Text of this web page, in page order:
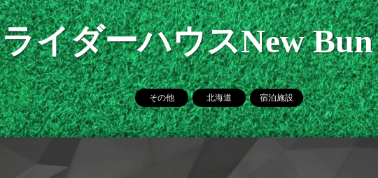
ライダーハウスNew
その他 北海道 宿泊施設